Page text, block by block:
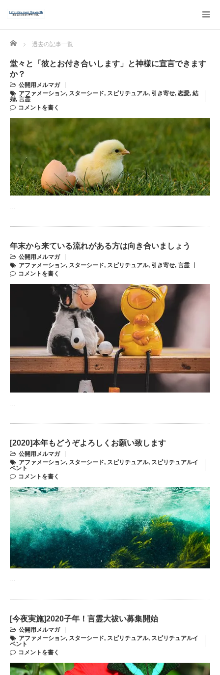
Home 過去の記事一覧
堂々と「彼とお付き合いします」と神様に宣言できます
か？
公開用メルマガ
アファメーション, スターシード, スピリチュアル, 引き寄せ, 恋愛, 結
婚, 言霊
コメントを書く
…
年末から来ている流れがある方は向き合いましょう
公開用メルマガ
アファメーション, スターシード, スピリチュアル, 引き寄せ, 言霊
コメントを書く
…
[2020]本年もどうぞよろしくお願い致します
公開用メルマガ
アファメーション, スターシード, スピリチュアル, スピリチュアルイ
ベント
コメントを書く
[今夜実施]2020子年！言霊大祓い募集開始
公開用メルマガ
アファメーション, スターシード, スピリチュアル, スピリチュアルイ
ベント
コメントを書く